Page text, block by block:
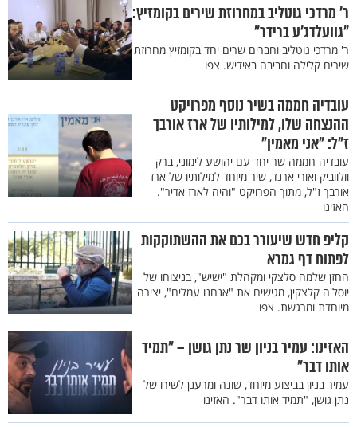
ר' מרדכי גוטליב במחרוזת שירים בקומזיץ:
"גוועלדג'ע ברידר"
ר' מרדכי גוטליב וחברים שרים יחד בקומזיץ מחרוזת
שירים קלילה וחביבה באידיש. צפו
עובדיה חממה בשיר נוסף מפרויקט
ההנצחה שלו, למילותיו של ארז אורבך
ז"ל: "אני מאמין"
עובדיה חממה שר יחד עם יהושע לימוני, ברק
וולווביק ואורי ארנד, שיר מיוחד למילותיו של ארז
אורבך ז"ל, מתוך הפרויקט "והיה לארז אדיר".
האזינו
קליפ חדש שיעורר בכם את ההשתוקקות
לפתוח דף גמרא
החזן שלמה סלצקי ומקהלת "ישיש", בניצוחו של
יוסל'ה קלצקין, מגישים את "אנחנו עמלים", יצירה
מיוחדת ומרגשת. צפו
האזינו: עמיר בניון שר נתן גושן – "תמיד
אותו דבר"
עמיר בניון בביצוע מיוחד, שונה ומרענן לשירו של
נתן גושן, "תמיד אותו דבר". האזינו